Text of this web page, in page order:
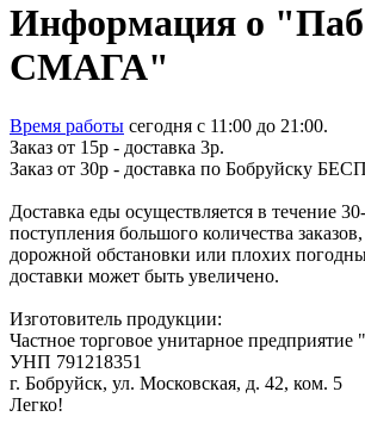
Информация о "Паб
СМАГА"
Время работы сегодня c 11:00 до 21:00.
Заказ от 15р - доставка 3р.
Заказ от 30р - доставка по Бобруйску
Доставка еды осуществляется в течение
поступления большого количества
дорожной обстановки или плохих
доставки может быть увеличено.
Изготовитель продукции:
Частное торговое унитарное
УНП 791218351
г. Бобруйск, ул. Московская, д. 42, ком. 5
Легко!